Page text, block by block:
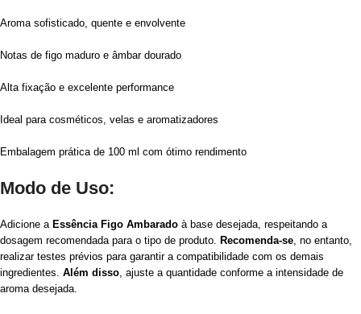
Aroma sofisticado, quente e envolvente
Notas de figo maduro e âmbar dourado
Alta fixação e excelente performance
Ideal para cosméticos, velas e aromatizadores
Embalagem prática de 100 ml com ótimo rendimento
Modo de Uso:
Adicione a Essência Figo Ambarado à base desejada, respeitando a
dosagem recomendada para o tipo de produto. Recomenda-se, no entanto,
realizar testes prévios para garantir a compatibilidade com os demais
ingredientes. Além disso, ajuste a quantidade conforme a intensidade de
aroma desejada.